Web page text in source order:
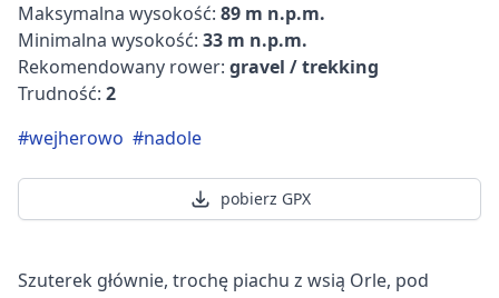
Maksymalna wysokość: 89 m n.p.m.
Minimalna wysokość: 33 m n.p.m.
Rekomendowany rower: gravel / trekking
Trudność: 2
#wejherowo #nadole
pobierz GPX
Szuterek głównie, trochę piachu z wsią Orle, pod